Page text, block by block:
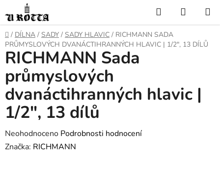
na
obsah
Hledat
KOŠÍK
DOMŮ
/ DÍLNA / SADY / SADY HLAVIC / RICHMANN SADA
PRŮMYSLOVÝCH DVANÁCTIHRANNÝCH HLAVIC | 1/2", 13 DÍLŮ
RICHMANN Sada
průmyslových
dvanáctihranných hlavic |
1/2", 13 dílů
Průměrné
hodnocení
Neohodnoceno Podrobnosti hodnocení
Značka: RICHMANN